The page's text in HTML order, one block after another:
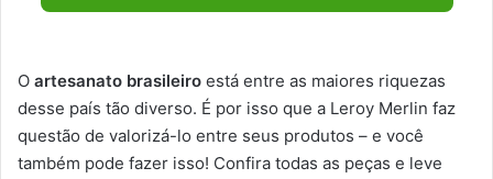
O artesanato brasileiro está entre as maiores riquezas
desse país tão diverso. É por isso que a Leroy Merlin faz
questão de valorizá-lo entre seus produtos – e você
também pode fazer isso! Confira todas as peças e leve